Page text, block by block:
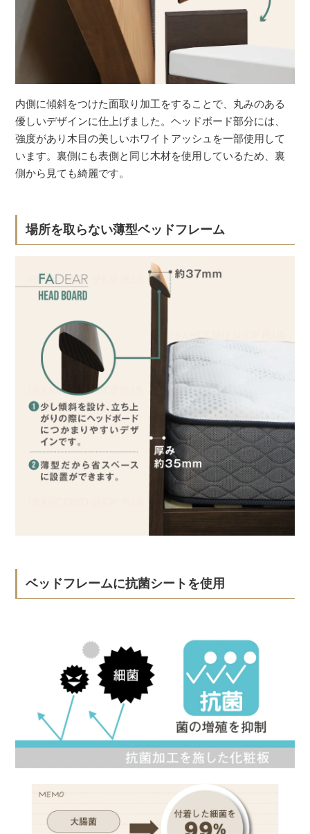
内側に傾斜をつけた面取り加工をすることで、丸みのある
優しいデザインに仕上げました。ヘッドボード部分には、
強度があり木目の美しいホワイトアッシュを一部使用して
います。裏側にも表側と同じ木材を使用しているため、裏
側から見ても綺麗です。
場所を取らない薄型ベッドフレーム
ベッドフレームに抗菌シートを使用